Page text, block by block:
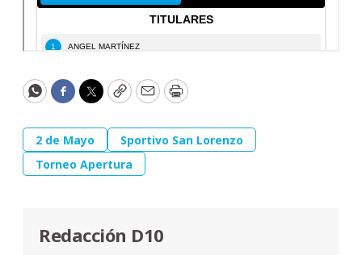
WhatsApp
Facebook
Twitter
CopyEmailPrint
2 de Mayo
Sportivo San Lorenzo
Torneo Apertura
Redacción D10